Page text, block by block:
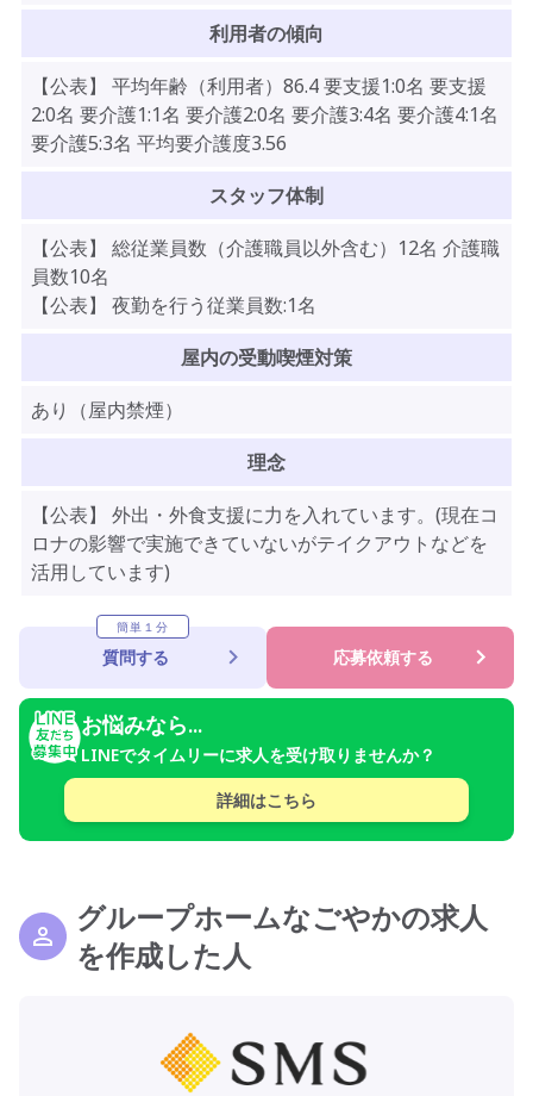
利用者の傾向
【公表】 平均年齢（利用者）86.4 要支援1:0名 要支援
2:0名 要介護1:1名 要介護2:0名 要介護3:4名 要介護4:1名
要介護5:3名 平均要介護度3.56
スタッフ体制
【公表】 総従業員数（介護職員以外含む）12名 介護職
員数10名
【公表】 夜勤を行う従業員数:1名
屋内の受動喫煙対策
あり（屋内禁煙）
理念
【公表】 外出・外食支援に力を入れています。(現在コ
ロナの影響で実施できていないがテイクアウトなどを
活用しています)
簡単１分
質問する 応募依頼する
お悩みなら...
LINEでタイムリーに求人を受け取りませんか？
詳細はこちら
グループホームなごやかの求人
を作成した人